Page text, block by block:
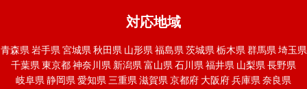
対応地域
青森県 岩手県 宮城県 秋田県 山形県 福島県 茨城県 栃木県 群馬県 埼玉県
千葉県 東京都 神奈川県 新潟県 富山県 石川県 福井県 山梨県 長野県
岐阜県 静岡県 愛知県 三重県 滋賀県 京都府 大阪府 兵庫県 奈良県